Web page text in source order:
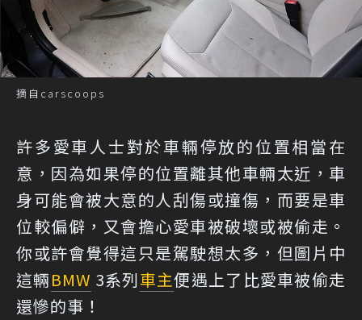
摘自carscoops
許多愛車人士對於車輛停放的位置相當在
意，因為如果停的位置離其他車輛太近，車
身可能會被大意的人刮傷或撞傷，而要是車
位較偏僻，又會擔心愛車被破壞或被偷走。
你或許會覺得這只是駕駛想太多，但圖片中
這輛BMW 3系列車主便遇上了比愛車被偷走
還慘的事！